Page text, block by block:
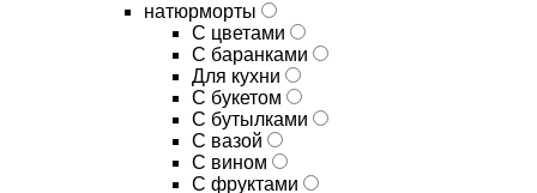
натюрморты
С цветами
С баранками
Для кухни
C букетом
C бутылками
C вазой
C вином
C фруктами